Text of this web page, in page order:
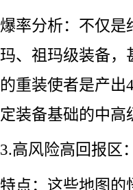
爆率分析：不仅是
玛、祖玛级装备，
的重装使者是产出
定装备基础的中高
3.高风险高回报区
特点：这些地图的